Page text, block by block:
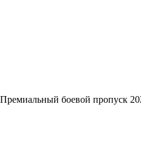
Премиальный боевой пропуск